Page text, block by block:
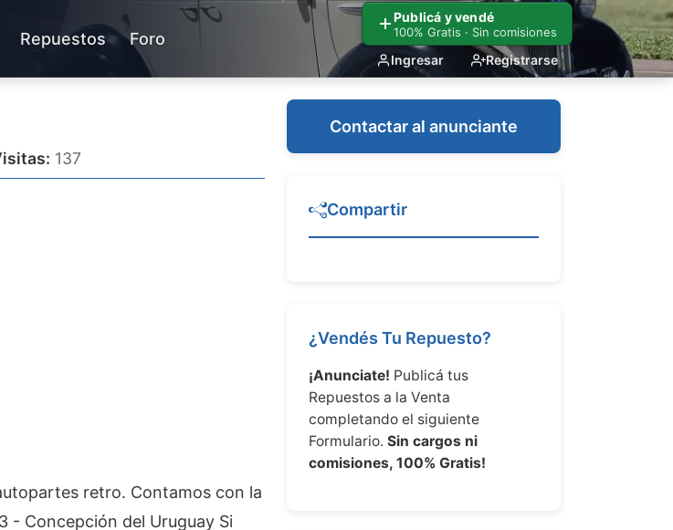
Publicá y vendé
100% Gratis · Sin comisiones
Ingresar Registrarse
Repuestos Foro
137
retro. Contamos con la
- Concepción del Uruguay Si
Contactar al anunciante
Compartir
¿Vendés Tu Repuesto?
¡Anunciate! Publicá tus
Repuestos a la Venta
completando el siguiente
Formulario. Sin cargos ni
comisiones, 100% Gratis!